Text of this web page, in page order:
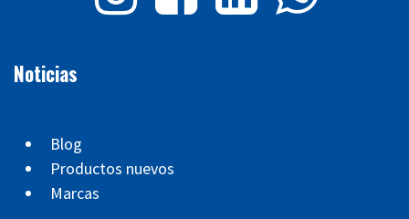
Noticias
Blog
Productos nuevos
Marcas